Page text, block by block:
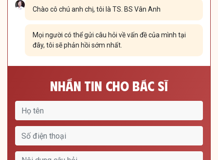
Chào cô chú anh chị, tôi là TS. BS Vân Anh
Mọi người có thể gửi câu hỏi về vấn đề của mình tại
đây, tôi sẽ phản hồi sớm nhất.
Nhắn Tin Cho Bác Sĩ